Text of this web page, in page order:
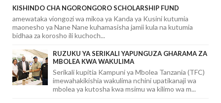
KISHINDO CHA NGORONGORO SCHOLARSHIP FUND
amewataka viongozi wa mikoa ya Kanda ya Kusini kutumia
maonesho ya Nane Nane kuhamasisha jamii kula na kutumia
bidhaa za korosho ili kuchoch...
RUZUKU YA SERIKALI YAPUNGUZA GHARAMA ZA
MBOLEA KWA WAKULIMA
Serikali kupitia Kampuni ya Mbolea Tanzania (TFC)
imewahakikishia wakulima nchini upatikanaji wa
mbolea ya kutosha kwa msimu wa kilimo wa m...